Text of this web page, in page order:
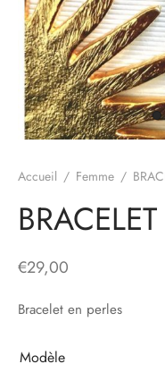
Accueil / Femme /
€29,00
Bracelet en perles
Modèle